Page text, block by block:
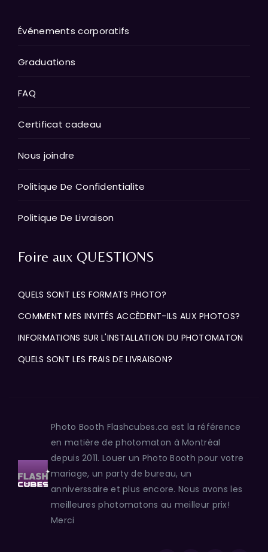
Événements corporatifs
Graduations
FAQ
Certificat cadeau
Nous joindre
Politique De Confidentialite
Politique De Livraison
Foire aux QUESTIONS
QUELS SONT LES FORMATS PHOTO?
COMMENT MES INVITÉS ACCÈDENT-ILS AUX PHOTOS?
INFORMATIONS SUR L'INSTALLATION DU PHOTOMATON
QUELS SONT LES FRAIS DE LIVRAISON?
Photo Booth Flashcubes.ca est la référence
en matière de photomaton à Montréal
depuis 2011. Louer un Photo Booth pour votre
mariage, un party de bureau, un
anniverssaire et plus encore. Nous avons les
meilleures photomatons au meilleur prix!
Merci